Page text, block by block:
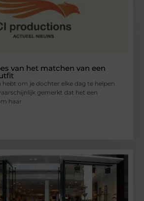
van het matchen van een
hebt om je dochter elke dag te helpen
gemerkt dat het een
haar